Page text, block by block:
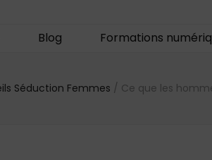
Blog Formations
Séduction Femmes / Ce que les